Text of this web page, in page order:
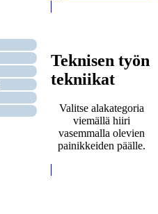
Teknisen työn
tekniikat
Valitse alakategoria
viemällä hiiri
vasemmalla olevien
painikkeiden päälle.